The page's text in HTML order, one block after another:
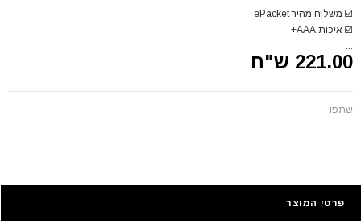
☑️ משלוח מהיר ePacket
☑️ איכות AAA+
...
221.00 ש"ח
שתפו
פרטי המוצר